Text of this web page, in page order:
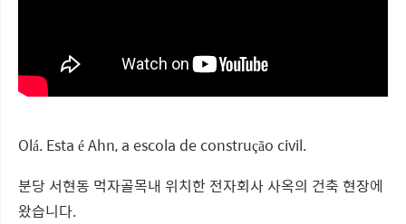
Olá. Esta é Ahn, a escola de construção civil.
분당 서현동 먹자골목내 위치한 전자회사 사옥의 건축 현장에
왔습니다.